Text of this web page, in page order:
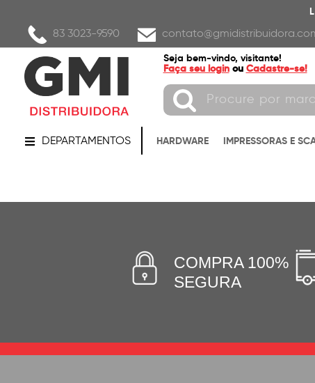
83 3023-9590
Seja bem-vindo, visitante!
Faça seu login ou Cadastre-se!
DEPARTAMENTOS HARDWARE IMPRESSORAS E
COMPRA 100%
SEGURA